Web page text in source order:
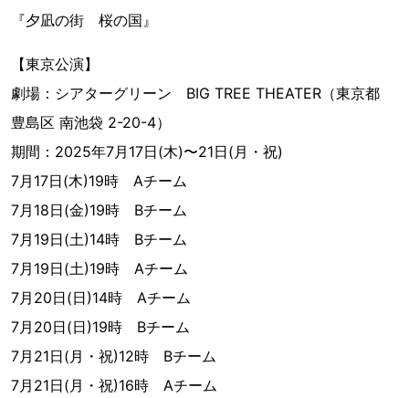
『夕凪の街 桜の国』
【東京公演】
劇場：シアターグリーン BIG TREE THEATER（東京都
豊島区 南池袋 2-20-4）
期間：2025年7月17日(木)〜21日(月・祝)
7月17日(木)19時 Aチーム
7月18日(金)19時 Bチーム
7月19日(土)14時 Bチーム
7月19日(土)19時 Aチーム
7月20日(日)14時 Aチーム
7月20日(日)19時 Bチーム
7月21日(月・祝)12時 Bチーム
7月21日(月・祝)16時 Aチーム